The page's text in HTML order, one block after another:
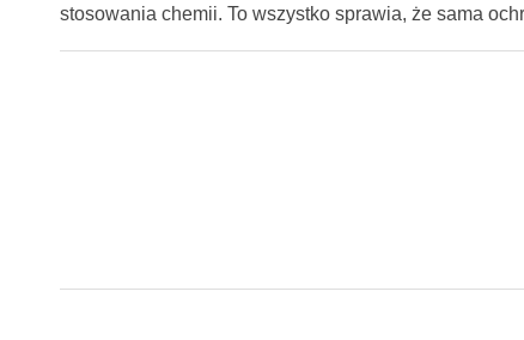
stosowania chemii. To wszystko sprawia, że sama